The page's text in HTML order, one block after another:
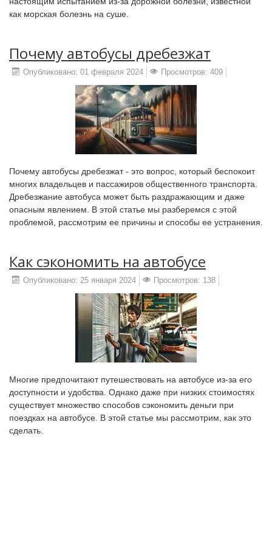
как морская болезнь на суше.
Почему автобусы дребезжат
Опубликовано: 01 февраля 2024 Просмотров: 409
Почему автобусы дребезжат - это вопрос, который беспокоит
многих владельцев и пассажиров общественного транспорта.
Дребезжание автобуса может быть раздражающим и даже
опасным явлением. В этой статье мы разберемся с этой
проблемой, рассмотрим ее причины и способы ее устранения.
Как сэкономить на автобусе
Опубликовано: 25 января 2024 Просмотров: 138
Многие предпочитают путешествовать на автобусе из-за его
доступности и удобства. Однако даже при низких стоимостях
существует множество способов сэкономить деньги при
поездках на автобусе. В этой статье мы рассмотрим, как это
сделать.